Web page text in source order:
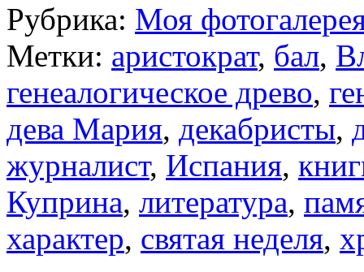
Рубрика: Моя
Метки: аристократ, бал,
генеалогическое древо,
дева Мария, декабристы,
журналист, Испания,
Куприна, литература,
характер, святая неделя,